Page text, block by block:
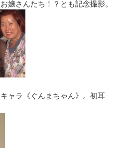
嬢さんたち！？とも記念撮影。
ャラ《ぐんまちゃん》。初耳